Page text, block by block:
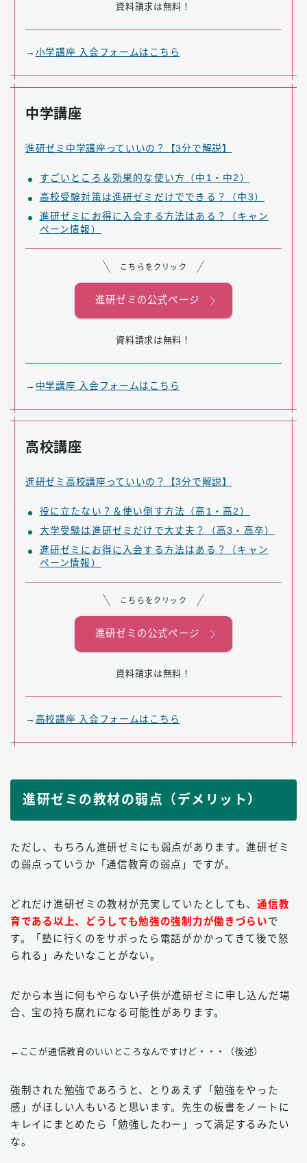
資料請求は無料！
→ 小学講座 入会フォームはこちら
中学講座
進研ゼミ中学講座っていいの？【3分で解説】
すごいところ＆効果的な使い方（中1・中2）
高校受験対策は進研ゼミだけでできる？（中3）
進研ゼミにお得に入会する方法はある？（キャン
ペーン情報）
こちらをクリック
進研ゼミの公式ページ
資料請求は無料！
→ 中学講座 入会フォームはこちら
高校講座
進研ゼミ高校講座っていいの？【3分で解説】
役に立たない？＆使い倒す方法（高1・高2）
大学受験は進研ゼミだけで大丈夫？（高3・高卒）
進研ゼミにお得に入会する方法はある？（キャン
ペーン情報）
こちらをクリック
進研ゼミの公式ページ
資料請求は無料！
→ 高校講座 入会フォームはこちら
進研ゼミの教材の弱点（デメリット）
ただし、もちろん進研ゼミにも弱点があります。進研ゼミ
の弱点っていうか「通信教育の弱点」ですが。
どれだけ進研ゼミの教材が充実していたとしても、通信教
育である以上、どうしても勉強の強制力が働きづらいで
す。「塾に行くのをサボったら電話がかかってきて後で怒
られる」みたいなことがない。
だから本当に何もやらない子供が進研ゼミに申し込んだ場
合、宝の持ち腐れになる可能性があります。
←ここが通信教育のいいところなんですけど・・・（後述）
強制された勉強であろうと、とりあえず「勉強をやった
感」がほしい人もいると思います。先生の板書をノートに
キレイにまとめたら「勉強したわー」って満足するみたい
な。